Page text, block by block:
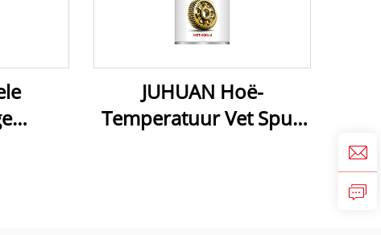
JUHUAN Hoë-
Temperatuur Vet Spuit